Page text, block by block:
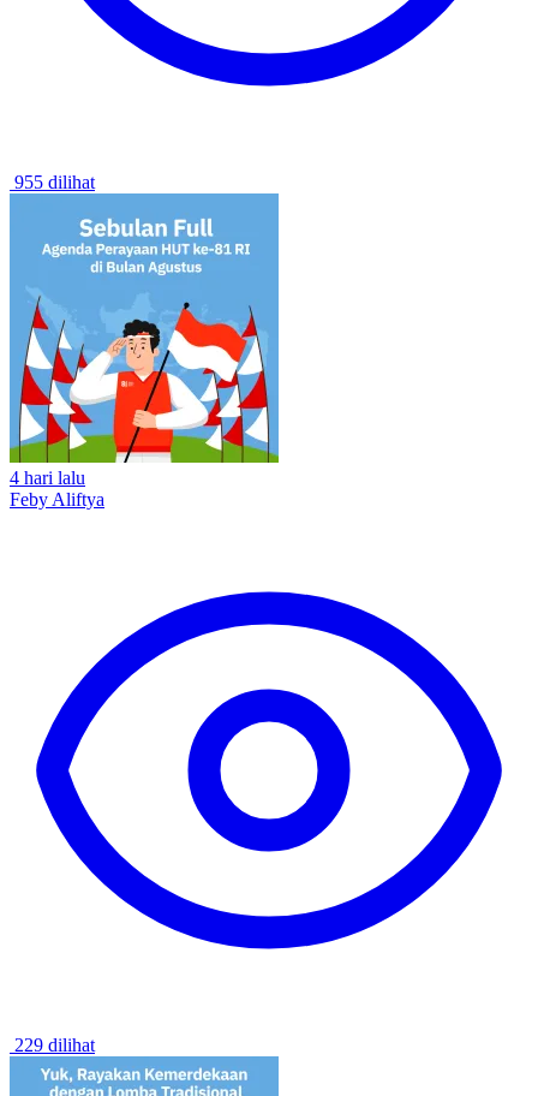
955 dilihat
4 hari lalu
Feby Aliftya
229 dilihat